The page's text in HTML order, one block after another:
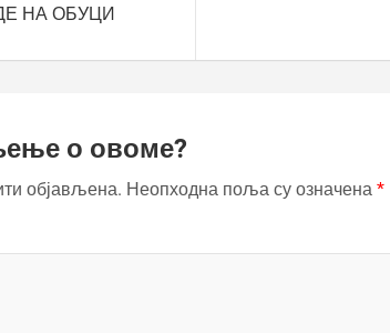
НА ОБУЦИ
о овоме?
објављена. Неопходна поља су означена *